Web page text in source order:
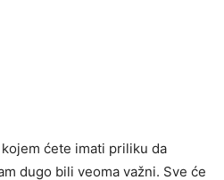
ćete imati priliku da
dugo bili veoma važni. Sve će